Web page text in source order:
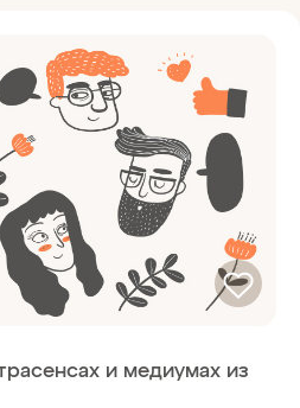
и медиумах из